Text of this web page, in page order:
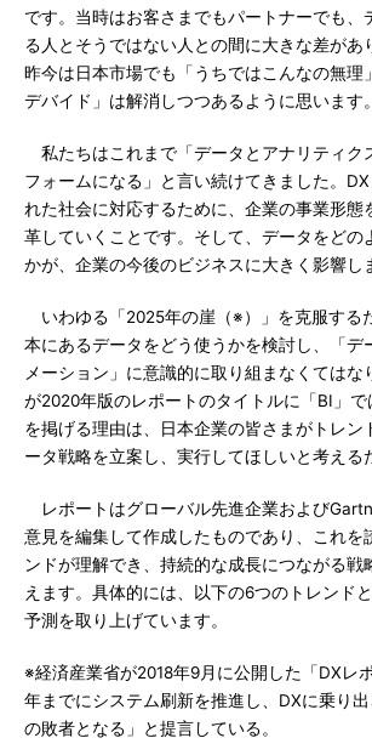
です。当時はお客さまでもパートナーでも、
る人とそうではない人との間に大きな差があ
昨今は日本市場でも「うちではこんなの無理
デバイド」は解消しつつあるように思います。
私たちはこれまで「データとアナリティク
フォームになる」と言い続けてきました。
れた社会に対応するために、企業の事業形態
革していくことです。そして、データをどの
かが、企業の今後のビジネスに大きく影響し
いわゆる「2025年の崖（※）」を克服する
本にあるデータをどう使うかを検討し、「デ
メーション」に意識的に取り組まなくてはな
が2020年版のレポートのタイトルに「BI」で
を掲げる理由は、日本企業の皆さまがトレン
ータ戦略を立案し、実行してほしいと考える
レポートはグローバル先進企業および
意見を編集して作成したものであり、これを
ンドが理解でき、持続的な成長につながる戦
えます。具体的には、以下の6つのトレンド
予測を取り上げています。
※経済産業省が2018年9月に公開した「DXレ
年までにシステム刷新を推進し、DXに乗り
の敗者となる」と提言している。